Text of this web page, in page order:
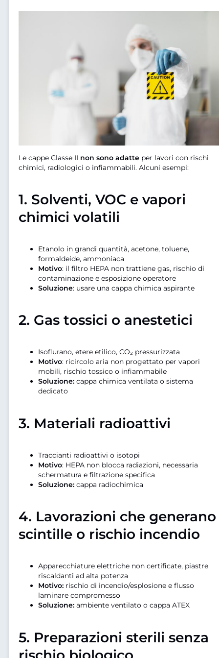
Le cappe Classe II non sono adatte per lavori con rischi
chimici, radiologici o infiammabili. Alcuni esempi:
1. Solventi, VOC e vapori
chimici volatili
Etanolo in grandi quantità, acetone, toluene,
formaldeide, ammoniaca
Motivo: il filtro HEPA non trattiene gas, rischio di
contaminazione e esposizione operatore
Soluzione: usare una cappa chimica aspirante
2. Gas tossici o anestetici
Isoflurano, etere etilico, CO₂ pressurizzata
Motivo: ricircolo aria non progettato per vapori
mobili, rischio tossico o infiammabile
Soluzione: cappa chimica ventilata o sistema
dedicato
3. Materiali radioattivi
Traccianti radioattivi o isotopi
Motivo: HEPA non blocca radiazioni, necessaria
schermatura e filtrazione specifica
Soluzione: cappa radiochimica
4. Lavorazioni che generano
scintille o rischio incendio
Apparecchiature elettriche non certificate, piastre
riscaldanti ad alta potenza
Motivo: rischio di incendio/esplosione e flusso
laminare compromesso
Soluzione: ambiente ventilato o cappa ATEX
5. Preparazioni sterili senza